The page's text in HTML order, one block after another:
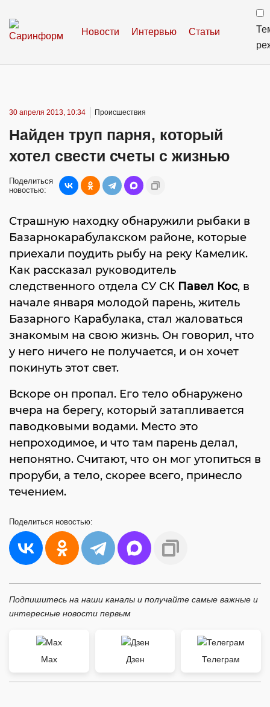
Новости Интервью Статьи
30 апреля 2013, 10:34 Происшествия
Найден труп парня, который
хотел свести счеты с жизнью
Поделиться
новостью:
Страшную находку обнаружили рыбаки в
Базарнокарабулакском районе, которые
приехали поудить рыбу на реку Камелик.
Как рассказал руководитель
следственного отдела СУ СК Павел Кос, в
начале января молодой парень, житель
Базарного Карабулака, стал жаловаться
знакомым на свою жизнь. Он говорил, что
у него ничего не получается, и он хочет
покинуть этот свет.
Вскоре он пропал. Его тело обнаружено
вчера на берегу, который затапливается
паводковыми водами. Место это
непроходимое, и что там парень делал,
непонятно. Считают, что он мог утопиться в
проруби, а тело, скорее всего, принесло
течением.
Поделиться новостью:
Подпишитесь на наши каналы и получайте самые важные и
интересные новости первым
Max Дзен Телеграм